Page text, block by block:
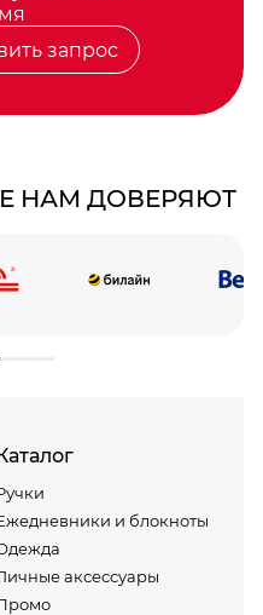
запрос
НАМ ДОВЕРЯЮТ
и блокноты
аксессуары